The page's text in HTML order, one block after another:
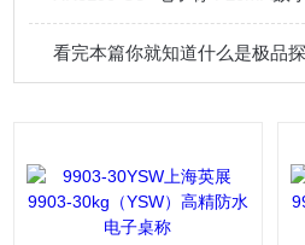
看完本篇你就知道什么是极品